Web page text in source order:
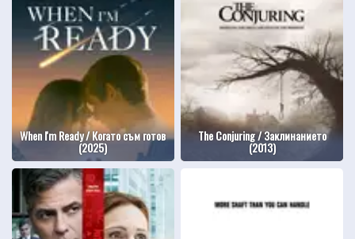
When I'm Ready / Когато съм готов
(2025)
The Conjuring / Заклинанието
(2013)